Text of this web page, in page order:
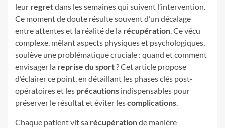
leur regretdans les semaines qui suivent l’intervention.
Ce moment de doute résulte souvent d’un décalage
entre attentes et la réalité de la récupération. Ce vécu
complexe, mêlant aspects physiques et psychologiques,
soulève une problématique cruciale : quand et comment
envisager la reprise du sport? Cet article propose
d’éclairer ce point, en détaillant les phases clés post-
opératoires et les précautions indispensables pour
préserver le résultat et éviter lescomplications.
Chaque patient vit sa récupérationde manière